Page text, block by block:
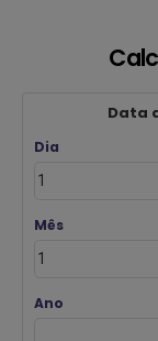
Data
Dia
Mês
Ano